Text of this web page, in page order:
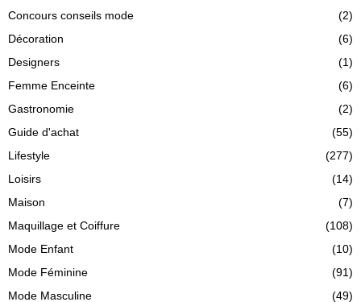
Concours conseils mode
(2)
Décoration
(6)
Designers
(1)
Femme Enceinte
(6)
Gastronomie
(2)
Guide d'achat
(55)
Lifestyle
(277)
Loisirs
(14)
Maison
(7)
Maquillage et Coiffure
(108)
Mode Enfant
(10)
Mode Féminine
(91)
Mode Masculine
(49)